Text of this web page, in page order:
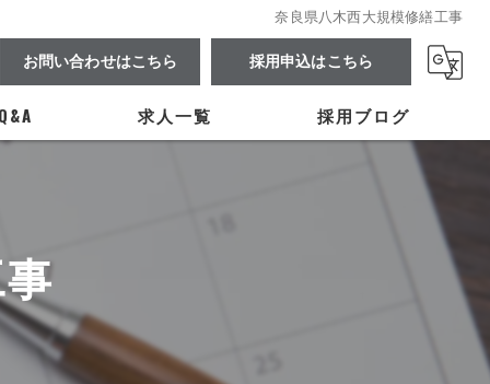
奈良県八木西大規模修繕工事
お問い合わせはこちら 採用申込はこちら
求人一覧 採用ブログ